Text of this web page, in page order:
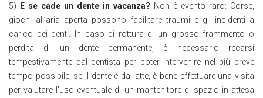
5) E se cade un dente in vacanza? Non è evento raro: Corse,
giochi all’aria aperta possono facilitare traumi e gli incidenti a
carico dei denti. In caso di rottura di un grosso frammento o
perdita di un dente permanente, è necessario recarsi
tempestivamente dal dentista per poter intervenire nel più breve
tempo possibile; se il dente è da latte, è bene effettuare una visita
per valutare l’uso eventuale di un mantenitore di spazio in attesa